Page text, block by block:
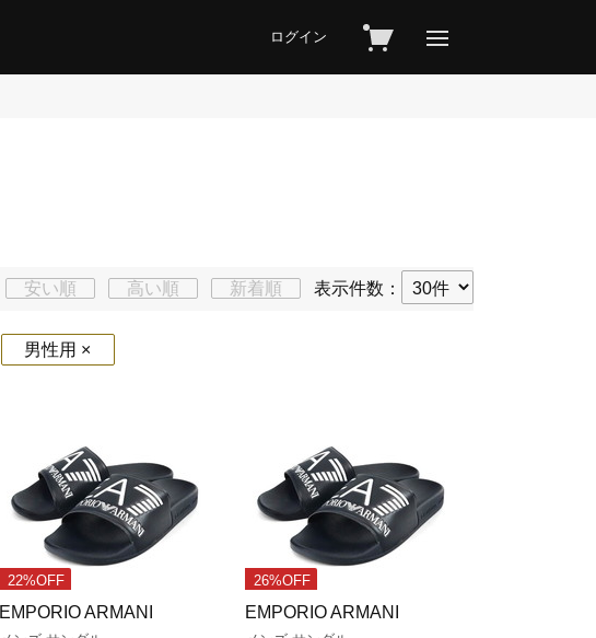
ログイン
安い順 高い順 新着順 表示件数：
男性用 ×
22%OFF
EMPORIO ARMANI
26%OFF
EMPORIO ARMANI